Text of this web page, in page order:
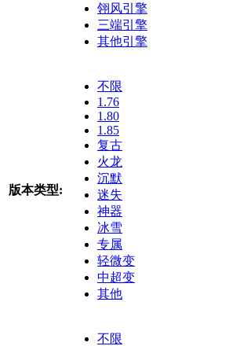
翎风引擎
三端引擎
其他引擎
版本类型:
不限
1.76
1.80
1.85
复古
火龙
沉默
迷失
神器
冰雪
专属
轻微变
中超变
其他
不限